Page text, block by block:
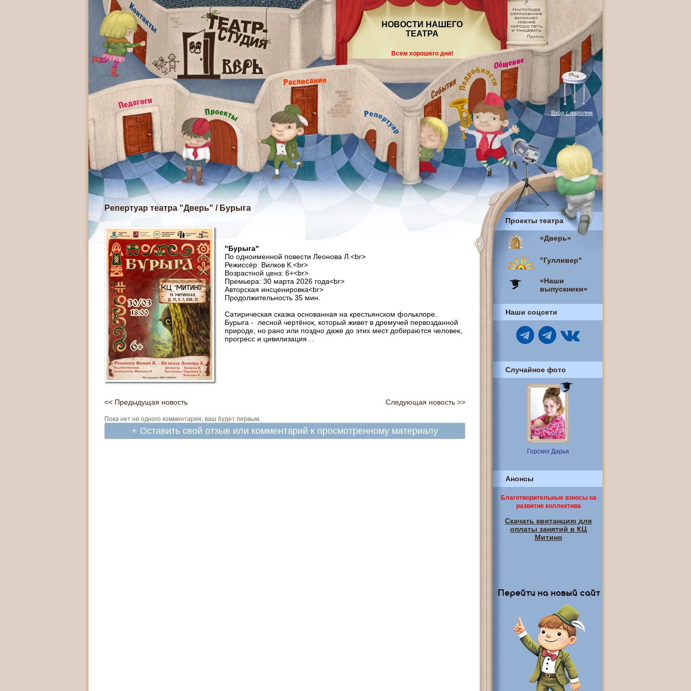
НОВОСТИ НАШЕГО
ТЕАТРА
Всем хорошего дня!
Вход с паролем
Репертуар театра "Дверь" / Бурыга
"Бурыга"
По одноименной повести Леонова Л.<br>
Режиссёр: Вилков К.<br>
Возрастной ценз: 6+<br>
Премьера: 30 марта 2026 года<br>
Авторская инсценировка<br>
Продолжительность 35 мин.
Сатирическая сказка основанная на крестьянском фольклоре.
Бурыга - лесной чертёнок, который живет в дремучей первозданной
природе, но рано или поздно даже до этих мест добираются человек,
прогресс и цивилизация…
<< Предыдущая новость Следующая новость >>
Пока нет ни одного комментария, ваш будет первым.
+ Оставить свой отзыв или комментарий к просмотренному материалу
Проекты театра
«Дверь»
"Гулливер"
«Наши
выпускники»
Наши соцсети
Случайное фото
Горских Дарья
Анонсы
Благотворительные взносы на
развитие коллектива
Скачать квитанцию для
оплаты занятий в КЦ
Митино